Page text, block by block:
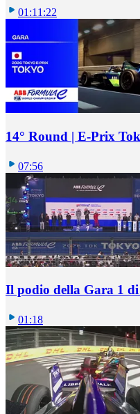
01:11:22
14° Round | E-Prix
07:56
Il podio della Gara 1
01:18